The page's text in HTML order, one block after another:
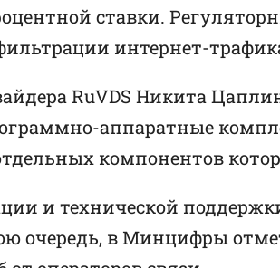
ставки.
интернет-
RuVDS Никита
аппаратные
компонентов
и технической
очередь, в Минцифры